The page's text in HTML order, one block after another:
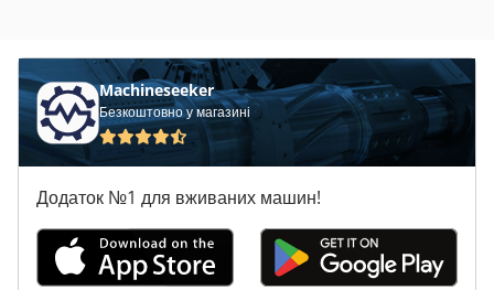
Machineseeker
Безкоштовно у магазині
Додаток №1 для вживаних машин!